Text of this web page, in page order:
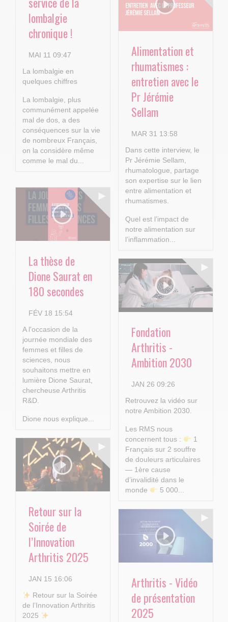
lombalgie
chronique !
MAI 11 09:47
La lombalgie en
quelques chiffres
La lombalgie, plus
communément appelée
mal de dos, a des
conséquences sur la vie
de nombreux Français,
on la considère même
comme le mal du...
Alimentation et
rhumatismes :
entretien avec le
Pr Jérémie
Sellam
MAR 31 13:58
Dans cette interview, le
Pr Jérémie Sellam,
rhumatologue, partage
son expertise sur le lien
entre alimentation et
rhumatismes.
Quel est l’impact de
notre alimentation sur
l’inflammation...
La thèse de
Dione Saurat en
180 secondes
FÉV 18 15:54
A l'occasion de la
journée mondiale des
femmes et filles de
sciences, nous
souhaitons mettre en
lumière Dione Saurat,
chercheuse Arthritis
R&D.
Dione nous explique...
Fondation
Arthritis -
Ambition 2030
JAN 26 09:26
Retrouvez la vidéo sur
notre Ambition 2030.
Les RMS nous
concernent tous :
1
Français sur 2 souffre
de douleurs articulaires
— 1ère cause
d’invalidité dans le
monde
5 000...
Retour sur la
Soirée de
l’Innovation
Arthritis 2025
JAN 15 16:06
​ Retour sur la Soirée
de l’Innovation Arthritis
2025
Arthritis - Vidéo
de présentation
2025